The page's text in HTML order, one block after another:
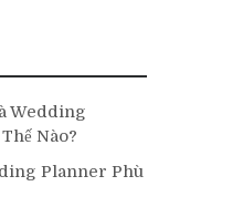
Wedding
Nào?
Planner Phù